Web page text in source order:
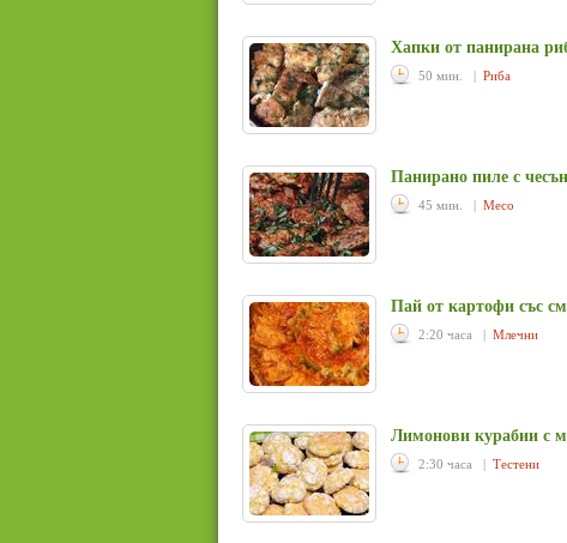
Хапки от панирана
50 мин. | Риба
Панирано пиле с
45 мин. | Месо
Пай от картофи със
2:20 часа | Млечни
Лимонови курабии с
2:30 часа | Тестени